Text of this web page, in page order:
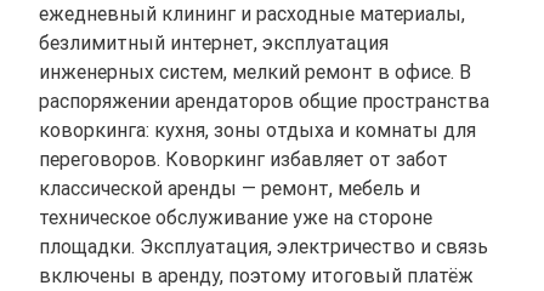
ежедневный клининг и расходные материалы,
безлимитный интернет, эксплуатация
инженерных систем, мелкий ремонт в офисе. В
распоряжении арендаторов общие пространства
коворкинга: кухня, зоны отдыха и комнаты для
переговоров. Коворкинг избавляет от забот
классической аренды — ремонт, мебель и
техническое обслуживание уже на стороне
площадки. Эксплуатация, электричество и связь
включены в аренду, поэтому итоговый платёж